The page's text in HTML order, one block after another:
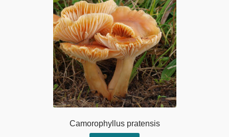
Camorophyllus pratensis